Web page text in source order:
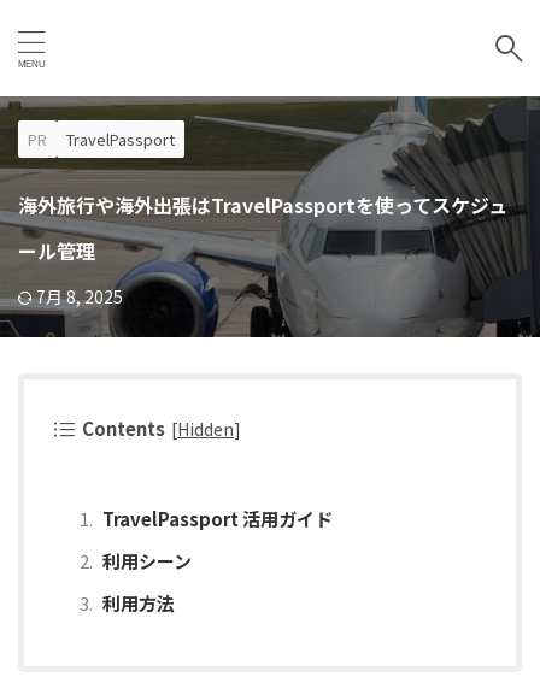
PR TravelPassport
海外旅行や海外出張はTravelPassportを使ってスケジュ
ール管理
7月 8, 2025
Contents [Hidden]
TravelPassport 活用ガイド
利用シーン
利用方法